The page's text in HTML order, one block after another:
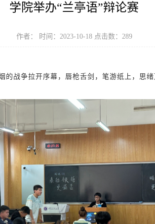
学院举办“兰亭语”辩论赛
作者： 时间：2023-10-18 点击数： 289
战争拉开序幕，唇枪舌剑，笔游纸上，思